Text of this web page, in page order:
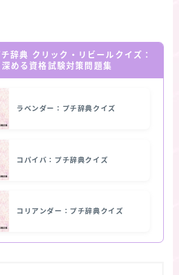
辞典 クリック・リビールクイズ：
める資格試験対策問題集
ラベンダー：プチ辞典クイズ
コパイバ：プチ辞典クイズ
コリアンダー：プチ辞典クイズ